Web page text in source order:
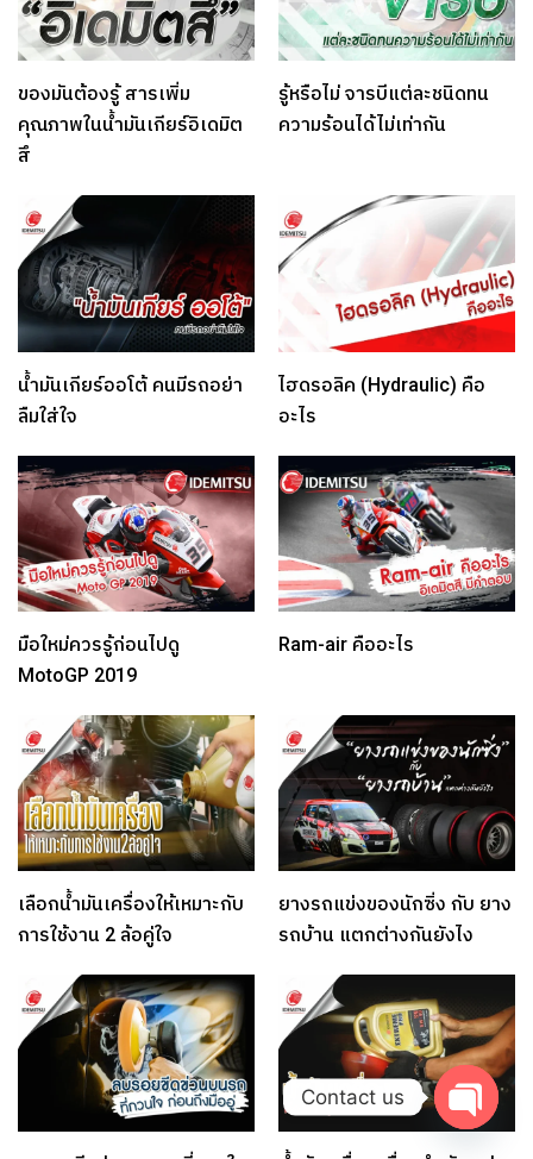
ของมันต้องรู้ สารเพิ่ม
คุณภาพในน้ำมันเกียร์อิเดมิต
สึ
รู้หรือไม่ จารบีแต่ละชนิดทน
ความร้อนได้ไม่เท่ากัน
น้ำมันเกียร์ออโต้ คนมีรถอย่า
ลืมใส่ใจ
ไฮดรอลิค (Hydraulic) คือ
อะไร
มือใหม่ควรรู้ก่อนไปดู
MotoGP 2019
Ram-air คืออะไร
เลือกน้ำมันเครื่องให้เหมาะกับ
การใช้งาน 2 ล้อคู่ใจ
ยางรถแข่งของนักซิ่ง กับ ยาง
รถบ้าน แตกต่างกันยังไง
Contact us